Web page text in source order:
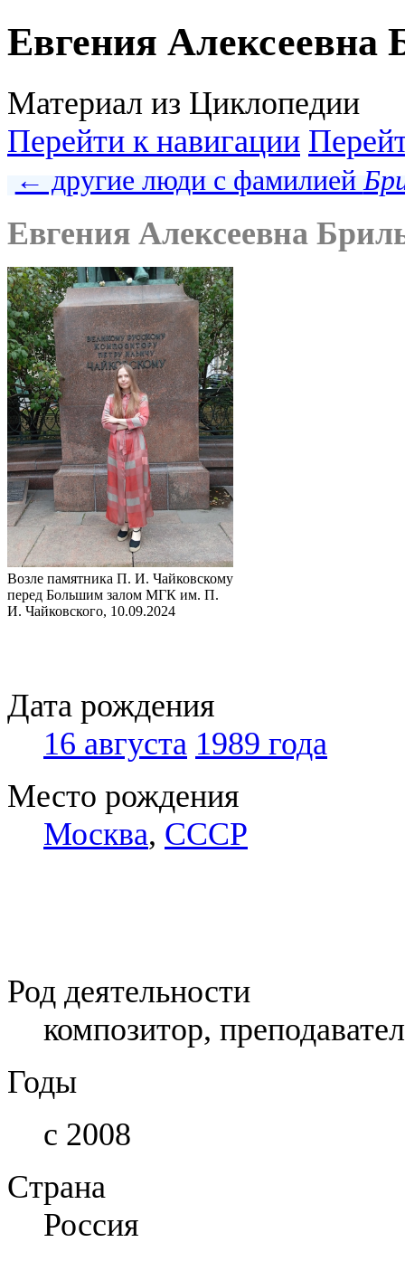
Евгения Алексеевна
Материал из Циклопедии
Перейти к навигации
← другие люди с фамилией
Евгения Алексеевна
Возле памятника П. И. Чайковскому
перед Большим залом МГК им. П.
И. Чайковского, 10.09.2024
Дата рождения
16 августа 1989 года
Место рождения
Москва, СССР
Род деятельности
композитор,
Годы
с 2008
Страна
Россия